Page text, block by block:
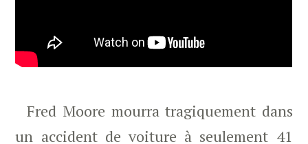
Fred Moore mourra tragiquement dans
un accident de voiture à seulement 41